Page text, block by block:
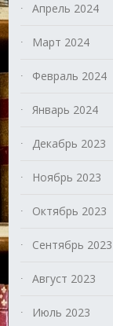
Апрель 2024
Март 2024
Февраль 2024
Январь 2024
Декабрь 2023
Ноябрь 2023
Октябрь 2023
Сентябрь 2023
Август 2023
Июль 2023